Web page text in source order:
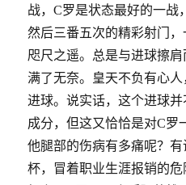
战，C罗是状态最好的一战
然后三番五次的精彩射门
咫尺之遥。总是与进球擦
满了无奈。皇天不负有心人
进球。说实话，这个进球
成分，但这又恰恰是对C罗
他腿部的伤病有多痛呢？
杯，冒着职业生涯报销的